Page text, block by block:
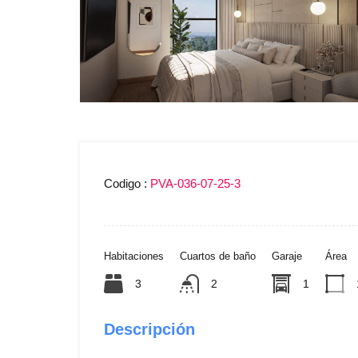
Codigo : PVA-036-07-25-3
Habitaciones
3
Cuartos de baño
2
Garaje
1
Área
Descripción